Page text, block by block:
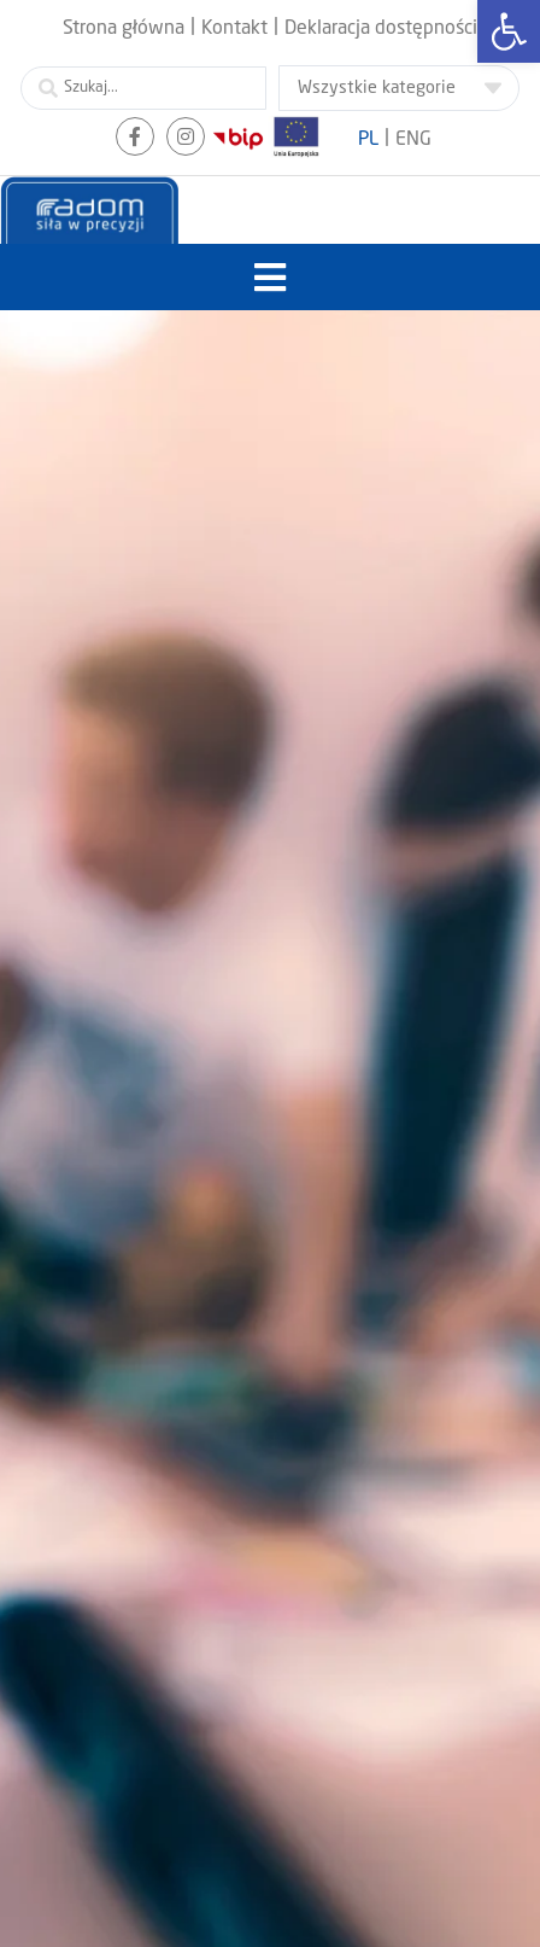
Strona główna Kontakt Deklaracja dostępności
PL ENG